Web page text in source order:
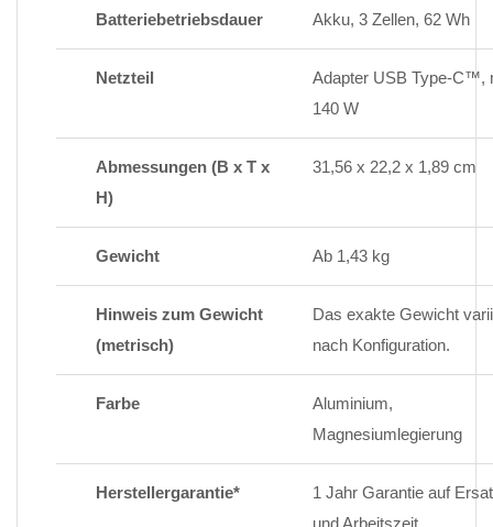
Batteriebetriebsdauer
Akku, 3 Zellen, 62 Wh
Netzteil
Adapter USB Type-C™,
140 W
Abmessungen (B x T x
H)
31,56 x 22,2 x 1,89 cm
Gewicht Ab 1,43 kg
Hinweis zum Gewicht
(metrisch)
Das exakte Gewicht
nach Konfiguration.
Farbe
Aluminium,
Magnesiumlegierung
Herstellergarantie*
1 Jahr Garantie auf